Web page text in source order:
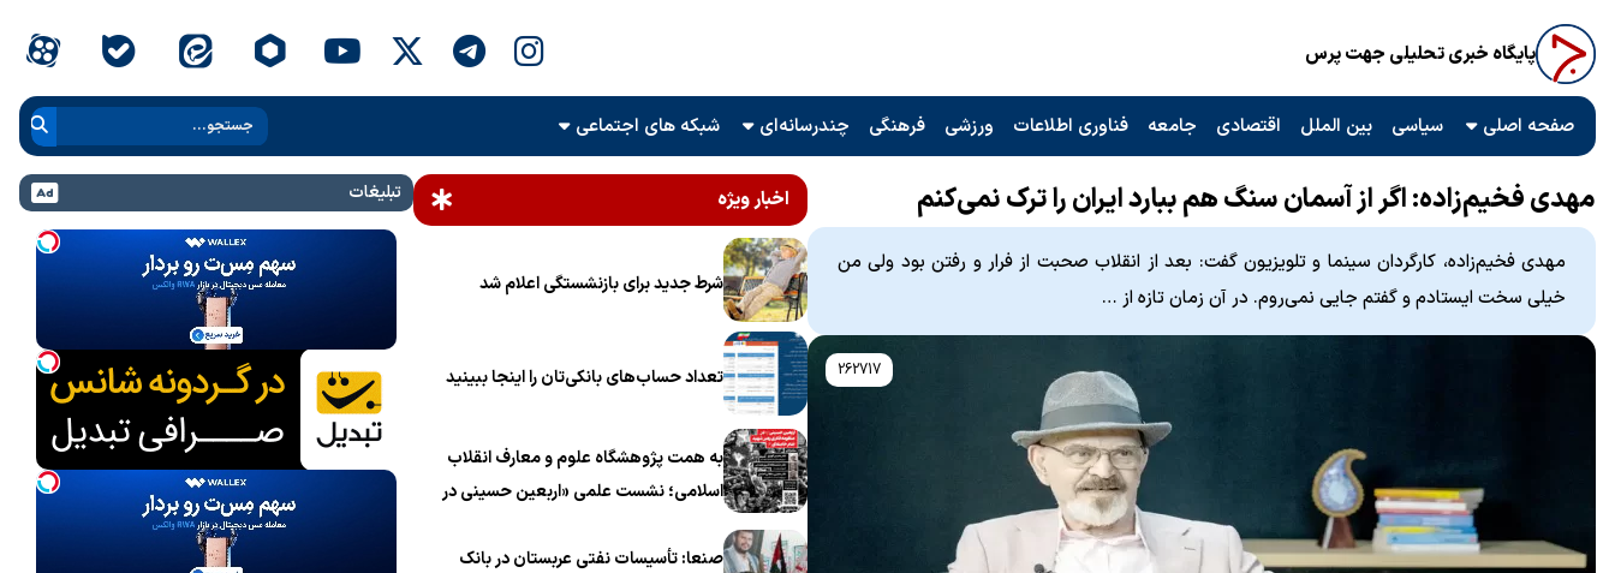
پایگاه خبری تحلیلی جهت پرس
صفحه اصلی سیاسی بین الملل اقتصادی جامعه فناوری اطلاعات ورزشی فرهنگی چندرسانه‌ای شبکه های اجتماعی
مهدی فخیم‌زاده: اگر از آسمان سنگ هم ببارد ایران را ترک نمی‌کنم
مهدی فخیم‌زاده، کارگردان سینما و تلویزیون گفت: بعد از انقلاب صحبت از فرار و رفتن بود ولی من
خیلی سخت ایستادم و گفتم جایی نمی‌روم. در آن زمان تازه از …
262717
اخبار ویژه
شرط جدید برای بازنشستگی اعلام شد
تعداد حساب‌های بانکی‌تان را اینجا ببینید
به همت پژوهشگاه علوم و معارف انقلاب
اسلامی؛ نشست علمی «اربعین حسینی در
برگزار می‌شود
صنعا: تأسیسات نفتی عربستان در بانک
تبلیغات